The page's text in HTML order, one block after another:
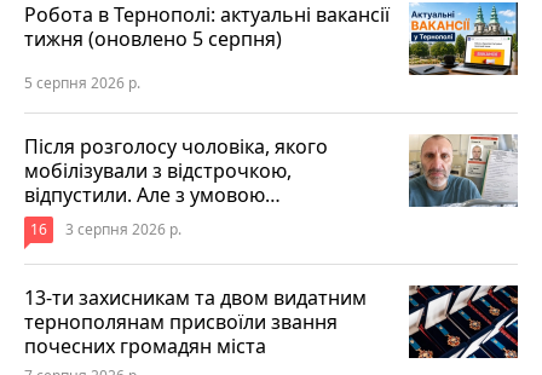
Робота в Тернополі: актуальні вакансії
тижня (оновлено 5 серпня)
5 серпня 2026 р.
Після розголосу чоловіка, якого
мобілізували з відстрочкою,
відпустили. Але з умовою…
16 3 серпня 2026 р.
13-ти захисникам та двом видатним
тернополянам присвоїли звання
почесних громадян міста